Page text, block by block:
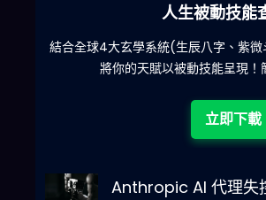
六合彩發達
減少超過500萬個低概率中獎
立即下載
Anthropic AI 代理失